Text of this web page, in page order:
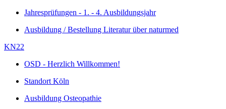
Jahresprüfungen - 1. - 4. Ausbildungsjahr
Ausbildung / Bestellung Literatur über naturmed
KN22
OSD - Herzlich Willkommen!
Standort Köln
Ausbildung Osteopathie